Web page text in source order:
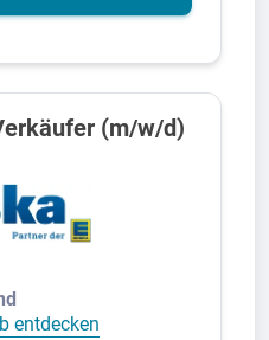
(m/w/d)
entdecken